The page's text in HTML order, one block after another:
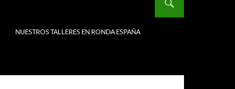
NUESTROS TALLERES EN RONDA ESPAÑA